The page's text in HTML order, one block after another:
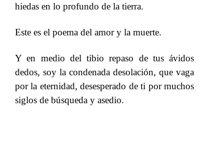
hiedas en lo profundo de la tierra.
Este es el poema del amor y la muerte.
Y en medio del tibio repaso de tus ávidos
dedos, soy la condenada desolación, que vaga
por la eternidad, desesperado de ti por muchos
siglos de búsqueda y asedio.